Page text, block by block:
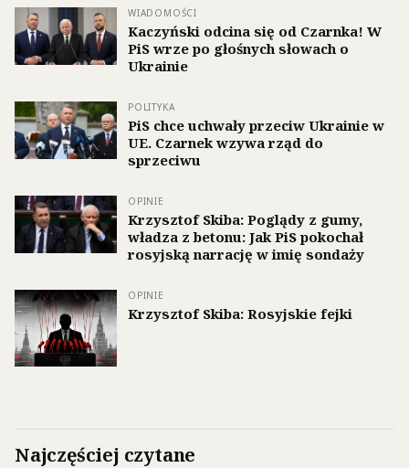
WIADOMOŚCI
Kaczyński odcina się od Czarnka! W
PiS wrze po głośnych słowach o
Ukrainie
POLITYKA
PiS chce uchwały przeciw Ukrainie w
UE. Czarnek wzywa rząd do
sprzeciwu
OPINIE
Krzysztof Skiba: Poglądy z gumy,
władza z betonu: Jak PiS pokochał
rosyjską narrację w imię sondaży
OPINIE
Krzysztof Skiba: Rosyjskie fejki
Najczęściej czytane